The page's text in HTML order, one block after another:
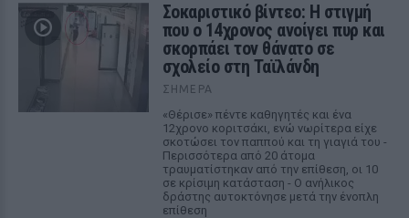
Σοκαριστικό βίντεο: Η στιγμή
που ο 14χρονος ανοίγει πυρ και
σκορπάει τον θάνατο σε
σχολείο στη Ταϊλάνδη
ΣΉΜΕΡΑ
«Θέρισε» πέντε καθηγητές και ένα
12χρονο κοριτσάκι, ενώ νωρίτερα είχε
σκοτώσει τον παππού και τη γιαγιά του -
Περισσότερα από 20 άτομα
τραυματίστηκαν από την επίθεση, οι 10
σε κρίσιμη κατάσταση - Ο ανήλικος
δράστης αυτοκτόνησε μετά την ένοπλη
επίθεση